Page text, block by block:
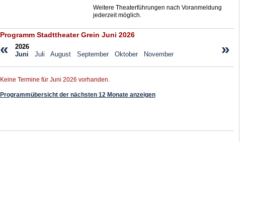
Weitere Theaterführungen nach Voranmeldung
jederzeit möglich.
Programm Stadttheater Grein Juni 2026
« »
2026
Juni
Juli August September Oktober November
Keine Termine für Juni 2026 vorhanden.
Programmübersicht der nächsten 12 Monate anzeigen